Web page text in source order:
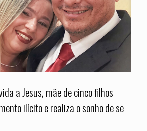
a Jesus, mãe de cinco filhos
ilícito e realiza o sonho de se